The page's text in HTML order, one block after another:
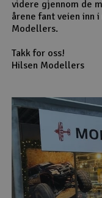
videre gjennom de
årene fant veien inn
Modellers.
Takk for oss!
Hilsen Modellers